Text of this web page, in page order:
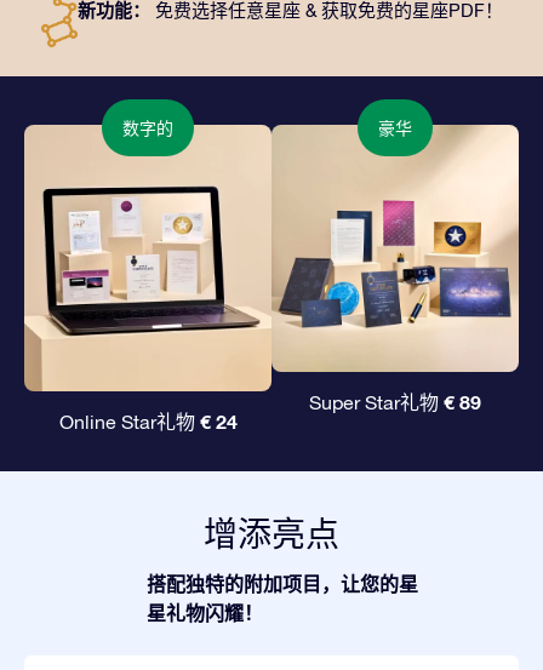
新功能： 免费选择任意星座 & 获取免费的星座PDF！
数字的
Online Star礼物 € 24
豪华
Super Star礼物 € 89
增添亮点
搭配独特的附加项目，让您的星
星礼物闪耀！